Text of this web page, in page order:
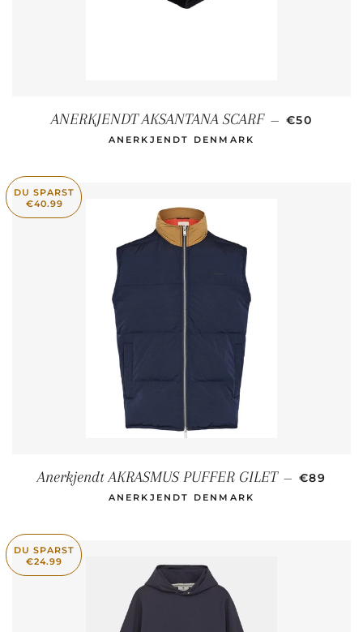
ANERKJENDT AKSANTANA SCARF — €50
ANERKJENDT DENMARK
DU SPARST
€40.99
Anerkjendt AKRASMUS PUFFER GILET — €89
ANERKJENDT DENMARK
DU SPARST
€24.99